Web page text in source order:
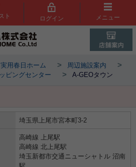
ト ログイン メニュー
用春日ホーム > 周辺施設案内 >
ピングセンター > A-GEOタウン
埼玉県上尾市宮本町3-2
高崎線 上尾駅
高崎線 北上尾駅
埼玉新都市交通ニューシャトル 沼南